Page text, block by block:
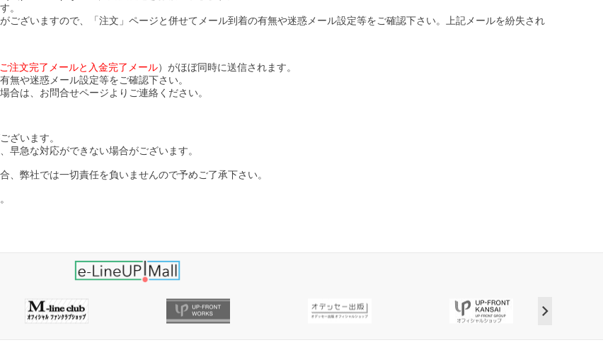
。
ざいますので、「注文」ページと併せてメール到着の有無や迷惑メール設定等をご確認下さい。 上記メールを紛失され
注文完了メールと入金完了メール）がほぼ同時に送信されます。
無や迷惑メール設定等をご確認下さい。
合は、お問合せページよりご連絡ください。
ざいます。
早急な対応ができない場合がございます。
弊社では一切責任を負いませんので予めご了承下さい。